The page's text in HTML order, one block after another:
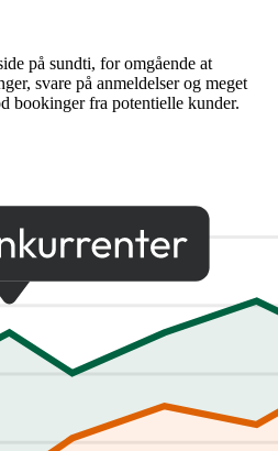
på sundti, for omgående at
svare på anmeldelser og meget
bookinger fra potentielle kunder.